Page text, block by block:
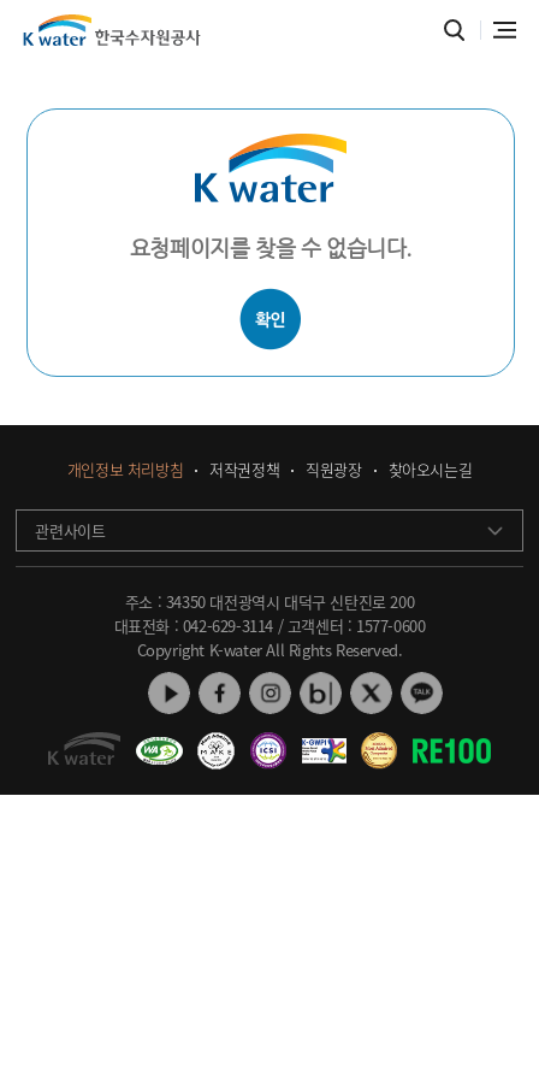
요청페이지를 찾을 수 없습니다.
개인정보 처리방침 저작권정책 직원광장 찾아오시는길
관련사이트
주소 : 34350 대전광역시 대덕구 신탄진로 200
대표전화 : 042-629-3114 / 고객센터 : 1577-0600
Copyright K-water All Rights Reserved.